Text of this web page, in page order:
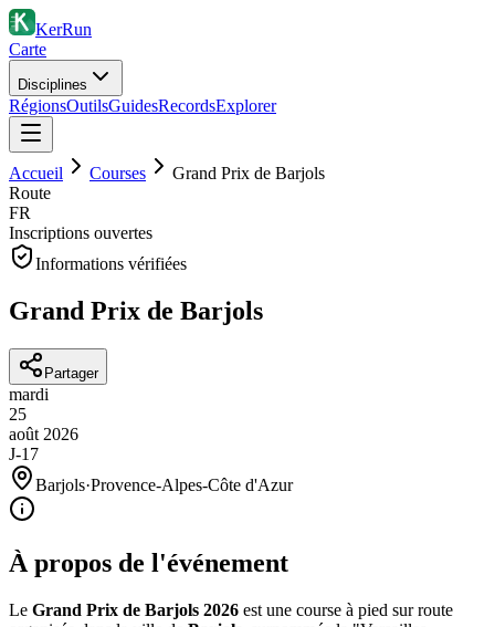
KerRun
Carte
Disciplines
RégionsOutilsGuidesRecordsExplorer
Accueil Courses
Grand Prix de Barjols
Route
FR
Inscriptions ouvertes
Informations vérifiées
Grand Prix de Barjols
Partager
mardi
25
août 2026
J-17
Barjols·Provence-Alpes-Côte d'Azur
À propos de l'événement
Le Grand Prix de Barjols 2026 est une course à pied sur route